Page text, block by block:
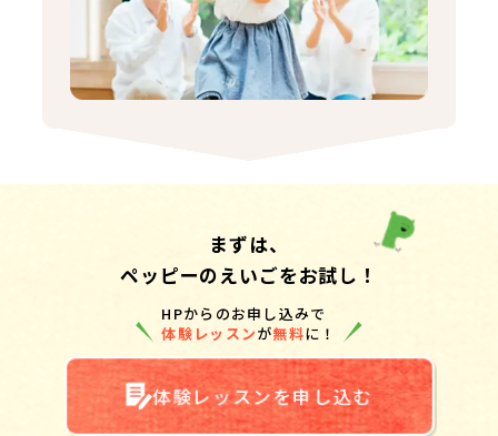
まずは、
ペッピーのえいごをお試し！
HPからのお申し込みで
体験レッスンが無料に！
体験レッスンを申し込む